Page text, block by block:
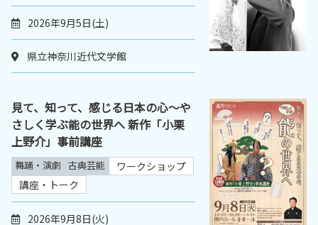
2026年9月5日(土)
県立神奈川近代文学館
見て、知って、感じる日本の心～や
さしく学ぶ能の世界へ 新作「小栗
上野介」事前講座
舞踊・演劇 古典芸能
ワークショップ
講座・トーク
2026年9月8日(火)